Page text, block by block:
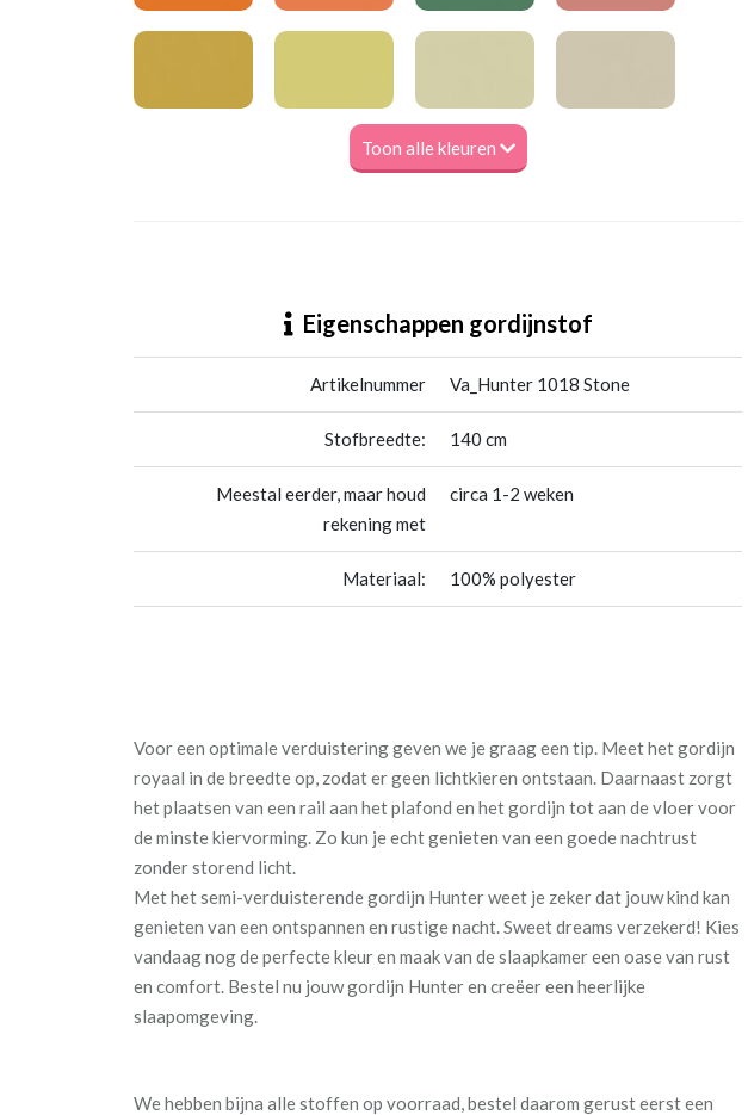
Toon alle kleuren
Eigenschappen gordijnstof
Artikelnummer Va_Hunter 1018 Stone
Stofbreedte: 140 cm
Meestal eerder, maar houd
rekening met
circa 1-2 weken
Materiaal: 100% polyester
Voor een optimale verduistering geven we je graag een tip. Meet het gordijn
royaal in de breedte op, zodat er geen lichtkieren ontstaan. Daarnaast zorgt
het plaatsen van een rail aan het plafond en het gordijn tot aan de vloer voor
de minste kiervorming. Zo kun je echt genieten van een goede nachtrust
zonder storend licht.
Met het semi-verduisterende gordijn Hunter weet je zeker dat jouw kind kan
genieten van een ontspannen en rustige nacht. Sweet dreams verzekerd! Kies
vandaag nog de perfecte kleur en maak van de slaapkamer een oase van rust
en comfort. Bestel nu jouw gordijn Hunter en creëer een heerlijke
slaapomgeving.
We hebben bijna alle stoffen op voorraad, bestel daarom gerust eerst een